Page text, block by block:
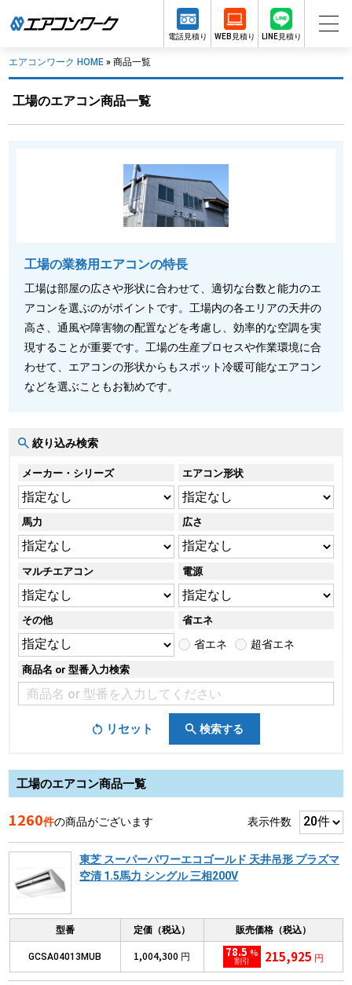
電話見積り WEB見積り LINE見積り
エアコンワーク HOME » 商品一覧
工場のエアコン商品一覧
工場の業務用エアコンの特長
工場は部屋の広さや形状に合わせて、適切な台数と能力のエ
アコンを選ぶのがポイントです。工場内の各エリアの天井の
高さ、通風や障害物の配置などを考慮し、効率的な空調を実
現することが重要です。工場の生産プロセスや作業環境に合
わせて、エアコンの形状からもスポット冷暖可能なエアコン
などを選ぶこともお勧めです。
絞り込み検索
メーカー・シリーズ エアコン形状
馬力 広さ
マルチエアコン 電源
その他 省エネ
省エネ 超省エネ
商品名 or 型番入力検索
リセット 検索する
工場のエアコン商品一覧
1260件の商品がございます 表示件数
東芝 スーパーパワーエコゴールド 天井吊形 プラズマ
空清 1.5馬力 シングル 三相200V
型番 定価（税込） 販売価格（税込）
GCSA04013MUB 1,004,300 円 78.5 %
割引 215,925 円